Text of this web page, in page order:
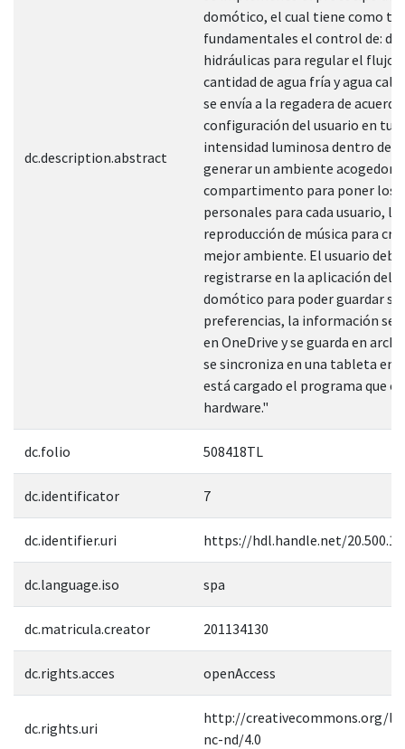
dc.description.abstract
domótico, el cual tiene como
fundamentales el control de:
hidráulicas para regular el flujo
cantidad de agua fría y agua
se envía a la regadera de
configuración del usuario en
intensidad luminosa dentro del
generar un ambiente acogedor,
compartimento para poner los
personales para cada usuario, la
reproducción de música para
mejor ambiente. El usuario debe
registrarse en la aplicación del
domótico para poder guardar
preferencias, la información se
en OneDrive y se guarda en
se sincroniza en una tableta en
está cargado el programa que
hardware."
dc.folio 508418TL
dc.identificator 7
dc.identifier.uri https://hdl.handle.net/
dc.language.iso spa
dc.matricula.creator 201134130
dc.rights.acces openAccess
dc.rights.uri
http://creativecommons.org/
nc-nd/4.0